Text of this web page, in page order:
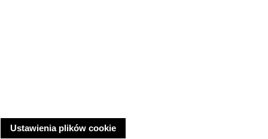
Ustawienia plików cookie